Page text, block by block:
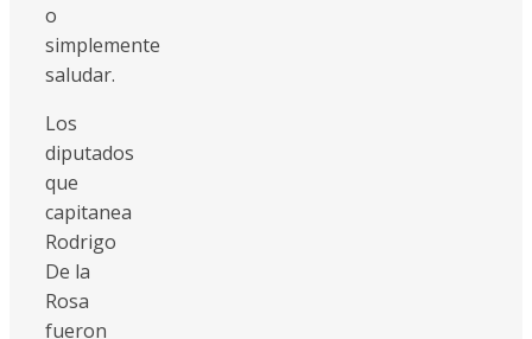
o
simplemente
saludar.
Los
diputados
que
capitanea
Rodrigo
De la
Rosa
fueron